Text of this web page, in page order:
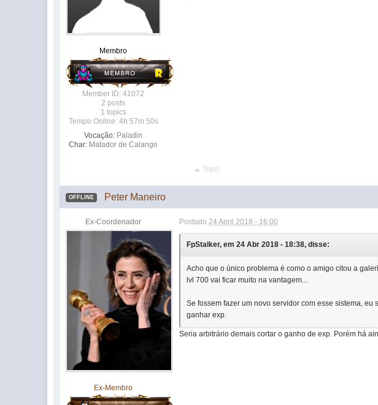
Membro
Member ID: 41072
2 posts
1 topics
Tempo Online: 4h 57m 50s
Vocação: Paladin
Char: Matador de Calango
Topo
OFFLINE Peter Maneiro
Ex-Coordenador
Ex-Membro
Postado24 April 2018 - 16:00
FpStalker, em 24 Abr 2018 - 18:38, disse:
Acho que o único problema é como o amigo citou a
lvl 700 vai ficar muito na vantagem...
Se fossem fazer um novo servidor com esse sistema,
ganhar exp.
Seria arbitrário demais cortar o ganho de exp. Porém há